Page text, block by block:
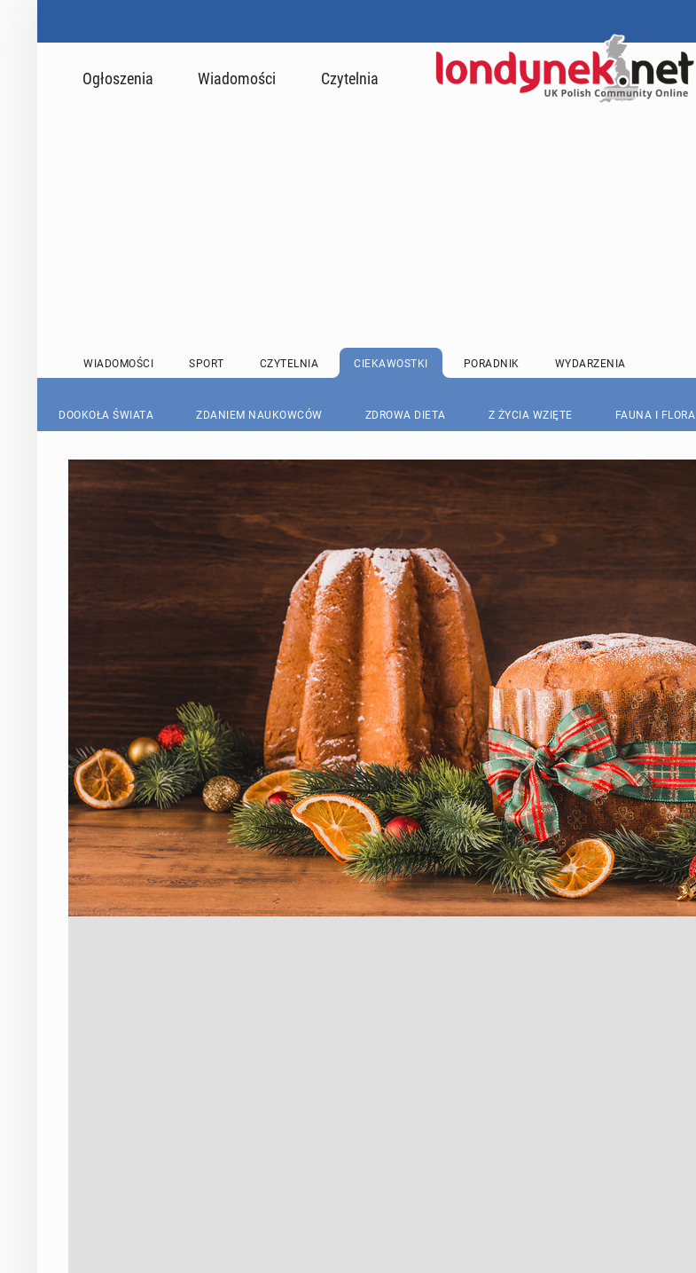
Ogłoszenia Wiadomości Czytelnia
WIADOMOŚCI SPORT CZYTELNIA CIEKAWOSTKI PORADNIK WYDARZENIA
DOOKOŁA ŚWIATA ZDANIEM NAUKOWCÓW ZDROWA DIETA Z ŻYCIA WZIĘTE FAUNA I FLORA